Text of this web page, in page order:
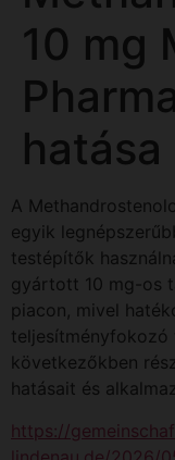
10 mg
hatása
A
egyik
testépítők
gyártott 10 mg-os
piacon, mivel
teljesítményfokozó
következőkben
hatásait és
https://